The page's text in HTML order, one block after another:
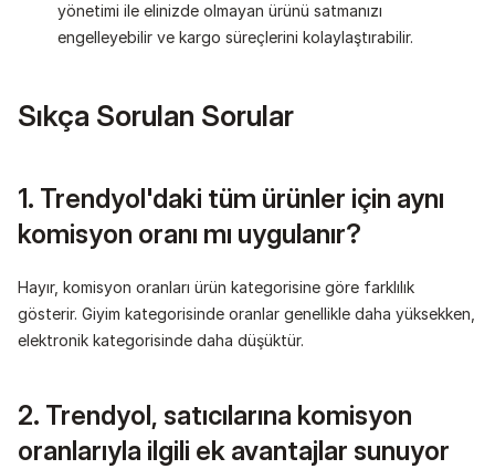
yönetimi ile elinizde olmayan ürünü satmanızı
engelleyebilir ve kargo süreçlerini kolaylaştırabilir.
Sıkça Sorulan Sorular
1. Trendyol'daki tüm ürünler için aynı
komisyon oranı mı uygulanır?
Hayır, komisyon oranları ürün kategorisine göre farklılık
gösterir. Giyim kategorisinde oranlar genellikle daha yüksekken,
elektronik kategorisinde daha düşüktür.
2. Trendyol, satıcılarına komisyon
oranlarıyla ilgili ek avantajlar sunuyor